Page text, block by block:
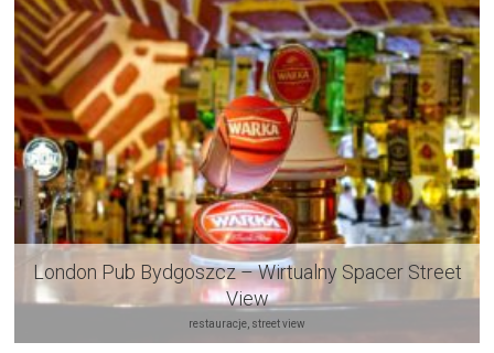
London Pub Bydgoszcz – Wirtualny Spacer Street
View
restauracje, street view